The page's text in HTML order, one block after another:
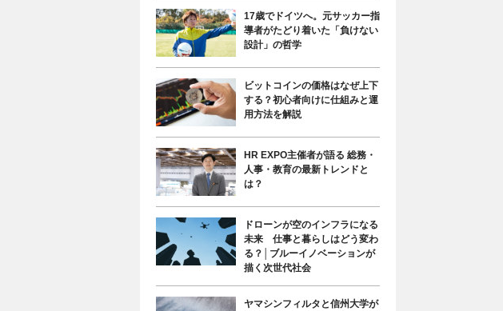
17歳でドイツへ。元サッカー指
導者がたどり着いた「負けない
設計」の哲学
ビットコインの価格はなぜ上下
する？初心者向けに仕組みと運
用方法を解説
HR EXPO主催者が語る 総務・
人事・教育の最新トレンドと
は？
ドローンが空のインフラになる
未来 仕事と暮らしはどう変わ
る？│ブルーイノベーションが
描く次世代社会
ヤマシンフィルタと信州大学が